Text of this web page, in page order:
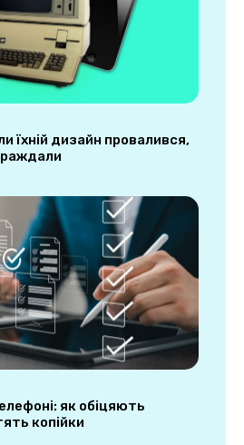
їхній дизайн провалився,
як обіцяють
копійки